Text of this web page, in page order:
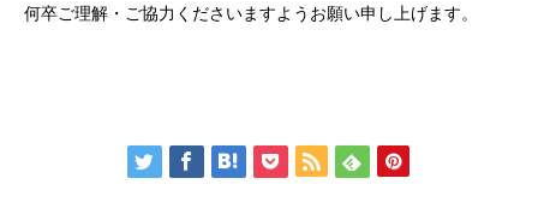
何卒ご理解・ご協力くださいますようお願い申し上げます。